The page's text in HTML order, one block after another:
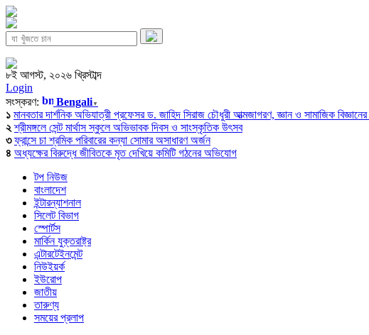
৮ই আগস্ট, ২০২৬ খ্রিস্টাব্দ
Login
সংস্করণ:
Bengali▼
১ মানবতার দার্শনিক অভিযাত্রী প্রফেসর ড. জাহিদ সিরাজ চৌধুরী আত্মজাগরণ, জ্ঞান ও সামাজিক বিজ্ঞানের
২ শ্রীমঙ্গলে সেন্ট মার্থাস স্কুলে অভিভাবক দিবস ও সাংস্কৃতিক উৎসব
৩ ফ্রান্সে চা শ্রমিক পরিবারের কন্যা সোমার অসাধারণ অর্জন
৪ অধ্যক্ষের বিরুদ্ধে জীবিতকে মৃত দেখিয়ে কমিটি গঠনের অভিযোগ
টপ নিউজ
বাংলাদেশ
ইন্টারন্যাশনাল
সিলেট বিভাগ
স্পোর্টস
মার্কিন যুক্তরাষ্ট্র
এন্টারটেইনমেন্ট
নিউইয়র্ক
ইউরোপ
জাতীয়
তারুণ্য
সময়ের প্রলাপ